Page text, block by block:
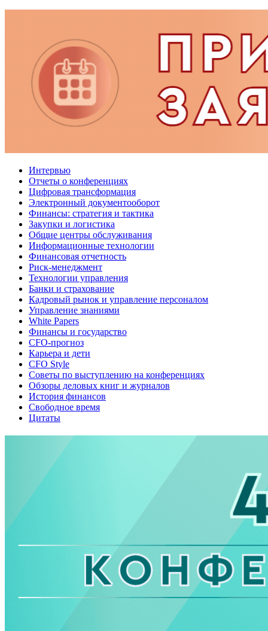
Интервью
Отчеты о конференциях
Цифровая трансформация
Электронный документооборот
Финансы: стратегия и тактика
Закупки и логистика
Общие центры обслуживания
Информационные технологии
Финансовая отчетность
Риск-менеджмент
Технологии управления
Банки и страхование
Кадровый рынок и управление персоналом
Управление знаниями
White Papers
Финансы и государство
CFO-прогноз
Карьера и дети
CFO Style
Советы по выступлению на конференциях
Обзоры деловых книг и журналов
История финансов
Свободное время
Цитаты